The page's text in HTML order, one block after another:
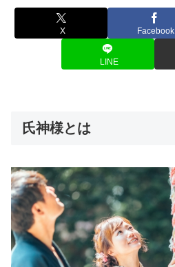
X Facebook
LINE
氏神様とは